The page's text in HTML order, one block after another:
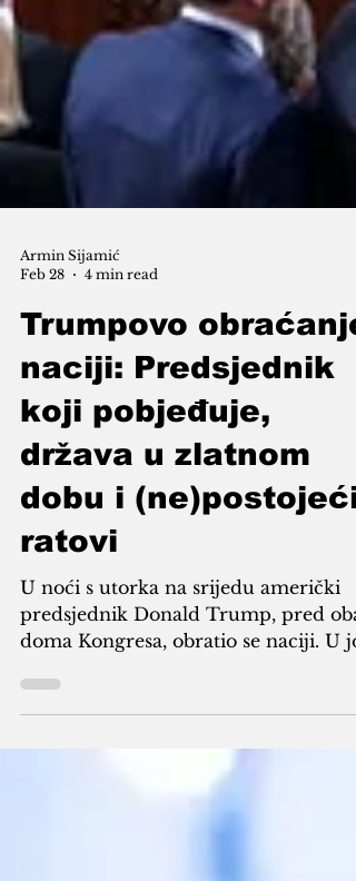
Feb 28
Trumpovo obraćanje
naciji: Predsjednik
koji pobjeđuje,
država u zlatnom
dobu i (ne)postojeći
ratovi
U noći s utorka na srijedu američki
predsjednik Donald Trump, pred oba
doma Kongresa, obratio se naciji. U
Kongresu u februaru 2026. godine
Nastupi američkih predsjednika u